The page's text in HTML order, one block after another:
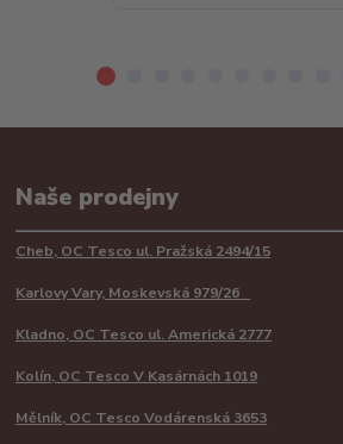
Naše prodejny
Cheb, OC Tesco ul. Pražská 2494/15
Karlovy Vary, Moskevská 979/26
Kladno, OC Tesco ul. Americká 2777
Kolín, OC Tesco V Kasárnách 1019
Mělník, OC Tesco Vodárenská 3653